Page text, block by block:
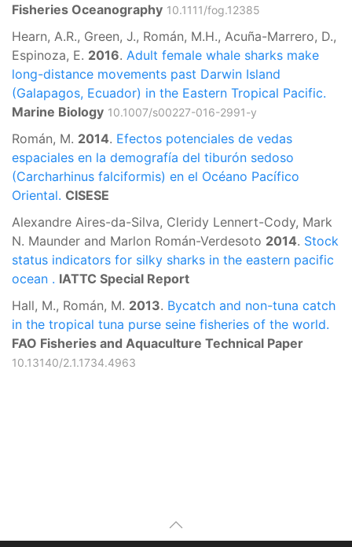
Fisheries Oceanography 10.1111/fog.12385
Hearn, A.R., Green, J., Román, M.H., Acuña-Marrero, D.,
Espinoza, E. 2016. Adult female whale sharks make
long-distance movements past Darwin Island
(Galapagos, Ecuador) in the Eastern Tropical Pacific.
Marine Biology 10.1007/s00227-016-2991-y
Román, M. 2014. Efectos potenciales de vedas
espaciales en la demografía del tiburón sedoso
(Carcharhinus falciformis) en el Océano Pacífico
Oriental. CISESE
Alexandre Aires-da-Silva, Cleridy Lennert-Cody, Mark
N. Maunder and Marlon Román-Verdesoto 2014. Stock
status indicators for silky sharks in the eastern pacific
ocean . IATTC Special Report
Hall, M., Román, M. 2013. Bycatch and non-tuna catch
in the tropical tuna purse seine fisheries of the world.
FAO Fisheries and Aquaculture Technical Paper
10.13140/2.1.1734.4963